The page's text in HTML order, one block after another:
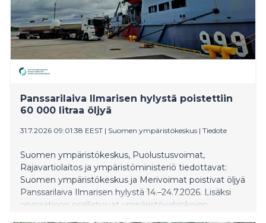
sujunut lupaavasti, ja olemme päässeet tutustumaan
kisapaikan olosuhteisiin kattavasti. Veneen vauhti on
tuntunut hyvältä, ja joka päivä iltapäivällä noin kolmen
aikaan nouseva tuuli on tarjonnut erinomaiset puitteet
harjoittelulle. Olemme saaneet hyödynnettyä jokaisen
purjehduspäivän ja kerättyä paljon laadukkaita toistoja
on tuoda kilpailuihin sama vauhti ja tekemisen taso,
joka on löydetty treeneissä. On ollut hienoa pääst
Panssarilaiva Ilmarisen hylystä poistettiin
60 000 litraa öljyä
31.7.2026 09:01:38 EEST | Suomen ympäristökeskus | Tiedote
Suomen ympäristökeskus, Puolustusvoimat,
Rajavartiolaitos ja ympäristöministeriö tiedottavat:
Suomen ympäristökeskus ja Merivoimat poistivat öljyä
Panssarilaiva Ilmarisen hylystä 14.–24.7.2026. Lisäksi
operaatioon osallistuivat ympäristövahinkojen